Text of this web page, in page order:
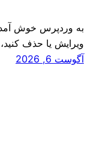
به وردپرس خوش
ویرایش یا حذف
آگوست 6, 2026